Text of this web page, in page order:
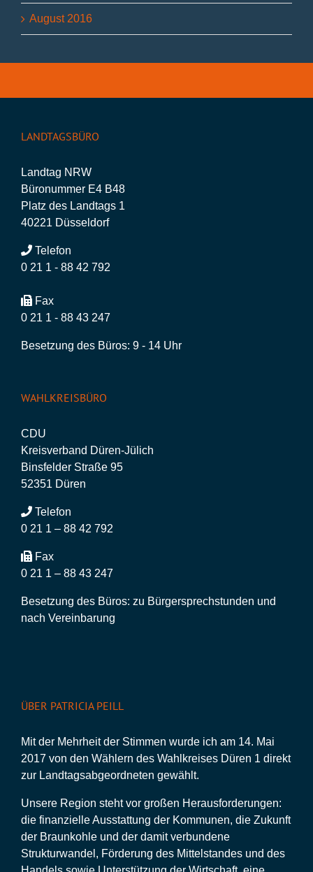
August 2016
LANDTAGSBÜRO
Landtag NRW
Büronummer E4 B48
Platz des Landtags 1
40221 Düsseldorf
Telefon
0 21 1 - 88 42 792
Fax
0 21 1 - 88 43 247
Besetzung des Büros: 9 - 14 Uhr
WAHLKREISBÜRO
CDU
Kreisverband Düren-Jülich
Binsfelder Straße 95
52351 Düren
Telefon
0 21 1 – 88 42 792
Fax
0 21 1 – 88 43 247
Besetzung des Büros: zu Bürgersprechstunden und
nach Vereinbarung
ÜBER PATRICIA PEILL
Mit der Mehrheit der Stimmen wurde ich am 14. Mai
2017 von den Wählern des Wahlkreises Düren 1 direkt
zur Landtagsabgeordneten gewählt.
Unsere Region steht vor großen Herausforderungen:
die finanzielle Ausstattung der Kommunen, die Zukunft
der Braunkohle und der damit verbundene
Strukturwandel, Förderung des Mittelstandes und des